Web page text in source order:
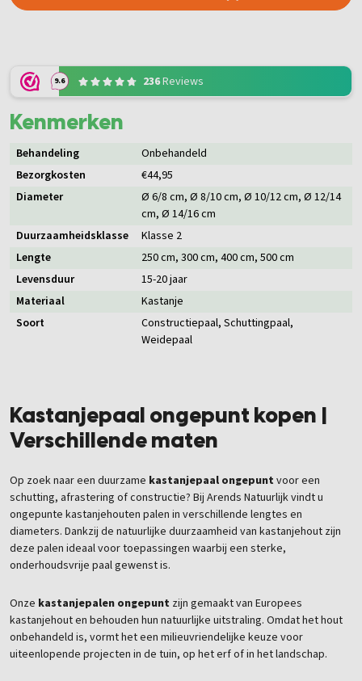
Kastanjepaal ongepunt kopen |
Verschillende maten
Op zoek naar een duurzame kastanjepaal ongepunt voor een
schutting, afrastering of constructie? Bij Arends Natuurlijk vindt u
ongepunte kastanjehouten palen in verschillende lengtes en
diameters. Dankzij de natuurlijke duurzaamheid van kastanjehout zijn
deze palen ideaal voor toepassingen waarbij een sterke,
onderhoudsvrije paal gewenst is.
Onze kastanjepalen ongepunt zijn gemaakt van Europees
kastanjehout en behouden hun natuurlijke uitstraling. Omdat het hout
onbehandeld is, vormt het een milieuvriendelijke keuze voor
uiteenlopende projecten in de tuin, op het erf of in het landschap.
9.6 236Reviews
Kenmerken
Behandeling
Onbehandeld
Bezorgkosten
€44,95
Diameter
Ø 6/8 cm, Ø 8/10 cm, Ø 10/12 cm, Ø 12/14
cm, Ø 14/16 cm
Duurzaamheidsklasse
Klasse 2
Lengte
250 cm, 300 cm, 400 cm, 500 cm
Levensduur
15-20 jaar
Materiaal
Kastanje
Soort
Constructiepaal, Schuttingpaal,
Weidepaal